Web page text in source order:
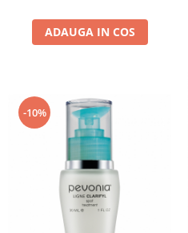
ADAUGA IN COS
-10%